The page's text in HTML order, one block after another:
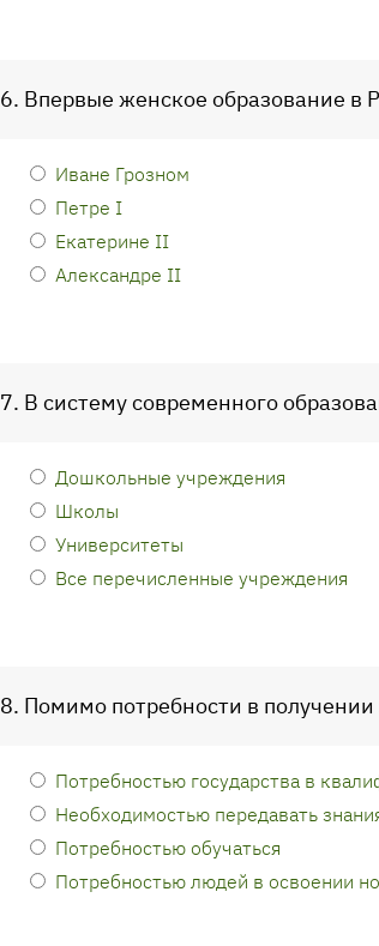
6. Впервые женское образование в
Иване Грозном
Петре I
Екатерине II
Александре II
7. В систему современного
Дошкольные учреждения
Школы
Университеты
Все перечисленные учреждения
8. Помимо потребности в
Потребностью государства в
Необходимостью передавать
Потребностью обучаться
Потребностью людей в освоении